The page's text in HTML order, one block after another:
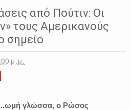
ΚΟΣΜΟΣ ΡΩΣΙΑ
από Πούτιν: Οι
τους Αμερικανούς
σημείο
μ.μ.
γλώσσα, ο Ρώσος